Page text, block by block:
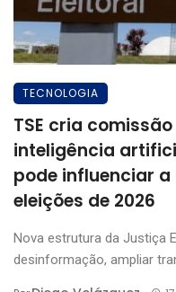
TECNOLOGIA
TSE cria
inteligência
pode influenciar
eleições de 2026
Nova estrutura da Justiça
desinformação, ampliar